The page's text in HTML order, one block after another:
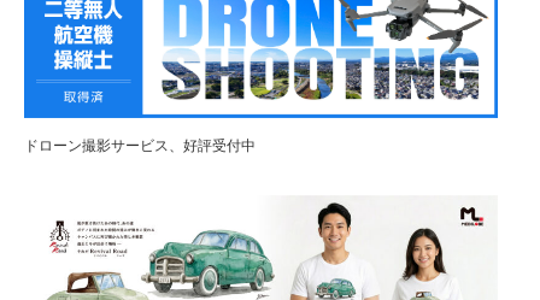
ドローン撮影サービス、好評受付中